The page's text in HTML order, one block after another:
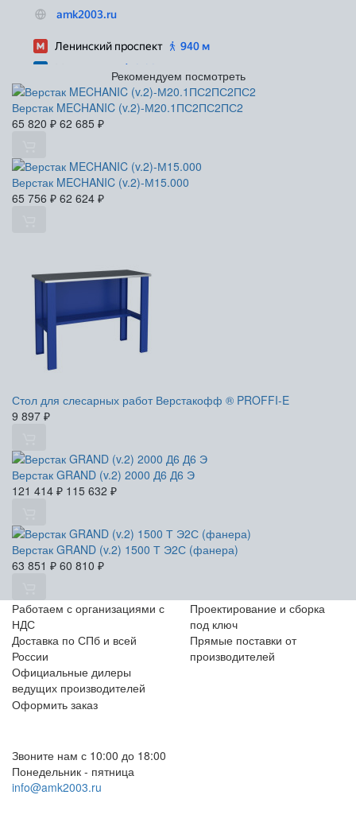
Рекомендуем посмотреть
Верстак MECHANIC (v.2)-М20.1ПС2ПС2ПС2
65 820 ₽ 62 685 ₽
Верстак MECHANIC (v.2)-М15.000
65 756 ₽ 62 624 ₽
Стол для слесарных работ Верстакофф ® PROFFI-E
9 897 ₽
Верстак GRAND (v.2) 2000 Д6 Д6 Э
121 414 ₽ 115 632 ₽
Верстак GRAND (v.2) 1500 Т Э2С (фанера)
63 851 ₽ 60 810 ₽
Работаем с организациями с
НДС
Проектирование и сборка
под ключ
Доставка по СПб и всей
России
Прямые поставки от
производителей
Официальные дилеры
ведущих производителей
Оформить заказ
Звоните нам с 10:00 до 18:00
Понедельник - пятница
info@amk2003.ru